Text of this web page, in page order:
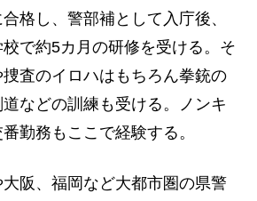
格し、警部補として入庁後、
で約5カ月の研修を受ける。そ
査のイロハはもちろん拳銃の
などの訓練も受ける。ノンキ
勤務もここで経験する。
阪、福岡など大都市圏の県警